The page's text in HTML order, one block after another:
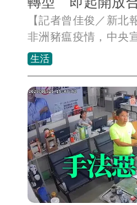
【記者曾佳俊／新北
非洲豬瘟疫情，中央
並提供飼料差額補助
(14)日在新北市議會
表示，新北市政府加
防疫消毒設備補助，
及豬肉價量平穩，同
生活